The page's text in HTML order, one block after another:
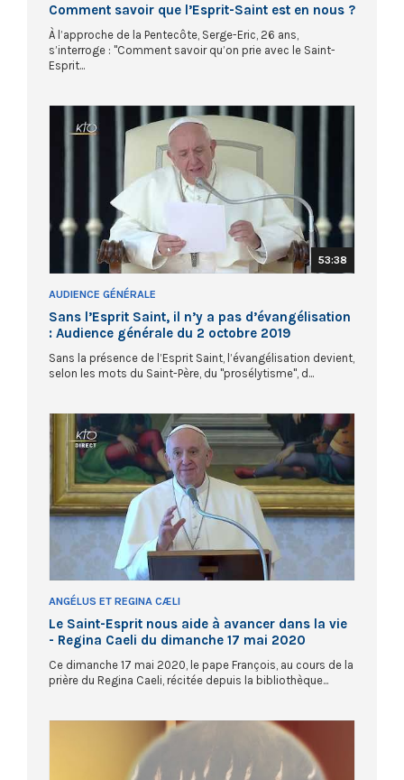
Comment savoir que l’Esprit-Saint est en nous ?
À l’approche de la Pentecôte, Serge-Eric, 26 ans,
s’interroge : "Comment savoir qu’on prie avec le Saint-
Esprit...
53:38
AUDIENCE GÉNÉRALE
Sans l’Esprit Saint, il n’y a pas d’évangélisation
: Audience générale du 2 octobre 2019
Sans la présence de l’Esprit Saint, l’évangélisation devient,
selon les mots du Saint-Père, du "prosélytisme", d...
ANGÉLUS ET REGINA CÆLI
Le Saint-Esprit nous aide à avancer dans la vie
- Regina Caeli du dimanche 17 mai 2020
Ce dimanche 17 mai 2020, le pape François, au cours de la
prière du Regina Caeli, récitée depuis la bibliothèque...